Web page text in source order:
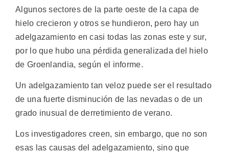
Algunos sectores de la parte oeste de la capa de
hielo crecieron y otros se hundieron, pero hay un
adelgazamiento en casi todas las zonas este y sur,
por lo que hubo una pérdida generalizada del hielo
de Groenlandia, según el informe.
Un adelgazamiento tan veloz puede ser el resultado
de una fuerte disminución de las nevadas o de un
grado inusual de derretimiento de verano.
Los investigadores creen, sin embargo, que no son
esas las causas del adelgazamiento, sino que